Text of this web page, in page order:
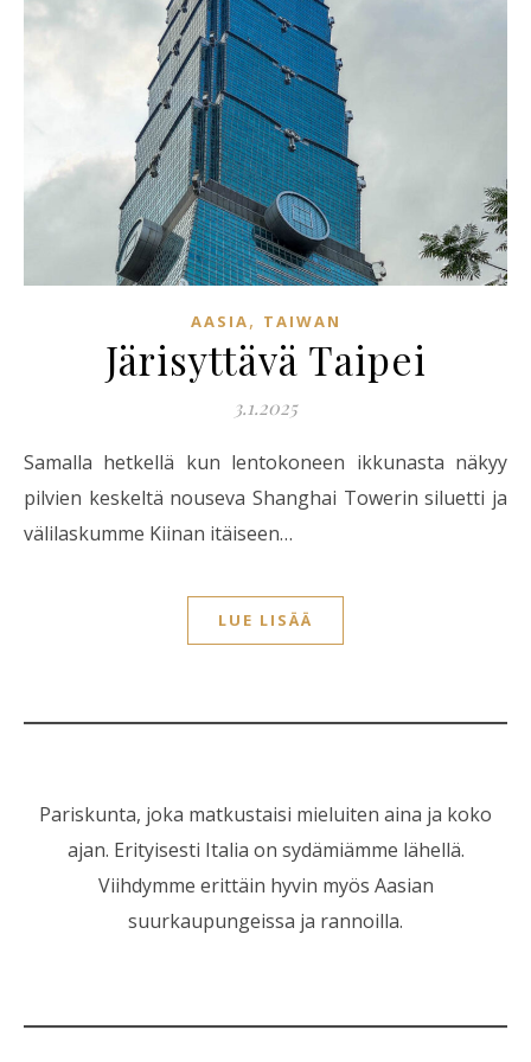
AASIA, TAIWAN
Järisyttävä Taipei
3.1.2025
Samalla hetkellä kun lentokoneen ikkunasta näkyy
pilvien keskeltä nouseva Shanghai Towerin siluetti ja
välilaskumme Kiinan itäiseen…
LUE LISÄÄ
Pariskunta, joka matkustaisi mieluiten aina ja koko
ajan. Erityisesti Italia on sydämiämme lähellä.
Viihdymme erittäin hyvin myös Aasian
suurkaupungeissa ja rannoilla.